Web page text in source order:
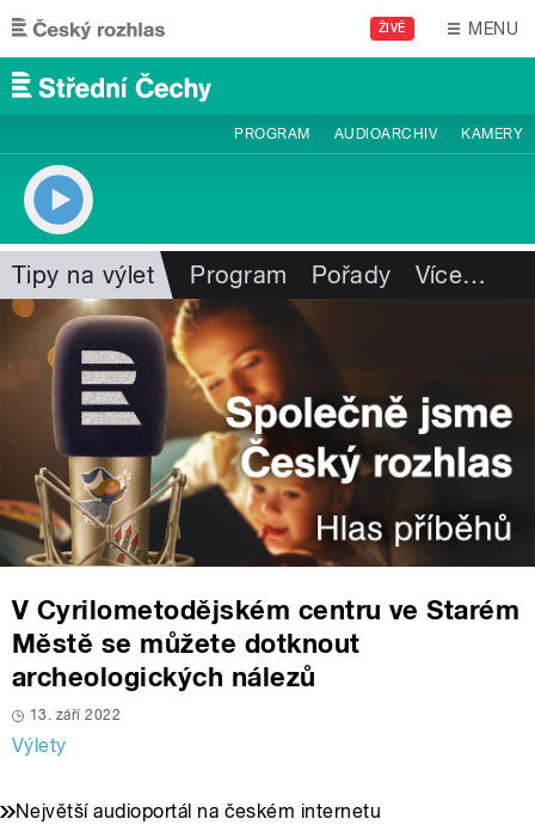
Přejít k hlavnímu obsahu
ŽIVĚ MENU
PROGRAM AUDIOARCHIV KAMERY
Tipy na výlet Program Pořady Více…
V Cyrilometodějském centru ve Starém
Městě se můžete dotknout
archeologických nálezů
13. září 2022
Výlety
Největší audioportál na českém internetu